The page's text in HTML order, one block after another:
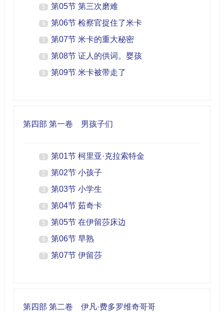
5 第05节 第三次磨难
6 第06节 检察官捉住了米卡
7 第07节 米卡的重大秘密
8 第08节 证人的供词。婴孩
9 第09节 米卡被带走了
第四部 第一卷 男孩子们
1 第01节 柯里亚·克拉索特金
2 第02节 小孩子
3 第03节 小学生
4 第04节 茹奇卡
5 第05节 在伊留莎床边
6 第06节 早熟
7 第07节 伊留莎
第四部 第二卷 伊凡·费多罗维奇哥哥